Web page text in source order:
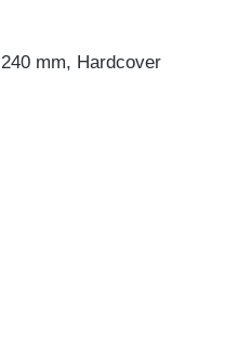
mm, Hardcover